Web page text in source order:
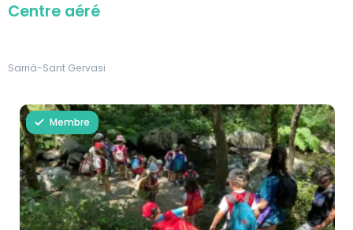
Centre aéré
Sarrià-Sant Gervasi
Membre